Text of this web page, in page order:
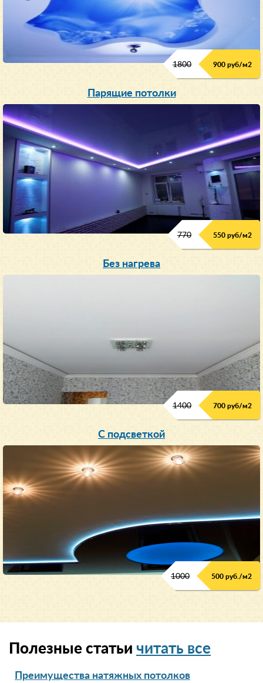
1800 900 руб/м2
Парящие потолки
770 550 руб/м2
Без нагрева
1400 700 руб/м2
С подсветкой
1000 500 руб./м2
Полезные статьи читать все
Преимущества натяжных потолков